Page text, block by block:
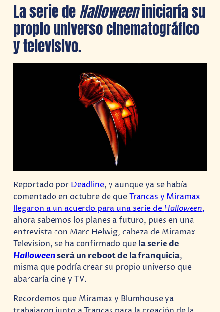
La serie deHalloweeniniciaría su
propio universo cinematográfico
y televisivo.
Reportado por Deadline, y aunque ya se había
comentado en octubre de queTrancas y Miramax
llegaron a un acuerdo para una serie de Halloween,
ahora sabemos los planes a futuro, pues en una
entrevista con Marc Helwig, cabeza de Miramax
Television, se ha confirmado que la serie de
Halloweenserá un reboot de la franquicia,
misma que podría crear su propio universo que
abarcaría cine y TV.
Recordemos que Miramax y Blumhouse ya